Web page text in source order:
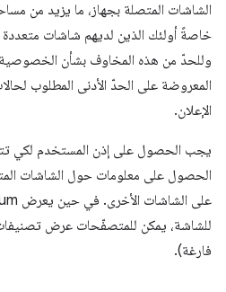
الشاشات المتصلة بجهاز، ما يزيد من
خاصةً أولئك الذين لديهم شاشات
وللحدّ من هذه المخاوف بشأن
المعروضة على الحدّ الأدنى المطلوب
الإعلان.
يجب الحصول على إذن المستخدم لكي
الحصول على معلومات حول الشاشات
للشاشة، يمكن للمتصفّحات عرض
فارغة).